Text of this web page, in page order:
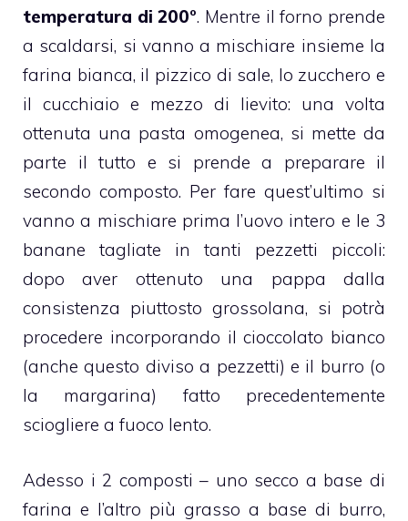
temperatura di 200°. Mentre il forno prende
a scaldarsi, si vanno a mischiare insieme la
farina bianca, il pizzico di sale, lo zucchero e
il cucchiaio e mezzo di lievito: una volta
ottenuta una pasta omogenea, si mette da
parte il tutto e si prende a preparare il
secondo composto. Per fare quest’ultimo si
vanno a mischiare prima l’uovo intero e le 3
banane tagliate in tanti pezzetti piccoli:
dopo aver ottenuto una pappa dalla
consistenza piuttosto grossolana, si potrà
procedere incorporando ilcioccolato bianco
(anche questo diviso a pezzetti) e il burro (o
la margarina) fatto precedentemente
sciogliere a fuoco lento.
Adesso i 2 composti – uno secco a base di
farina e l’altro più grasso a base di burro,